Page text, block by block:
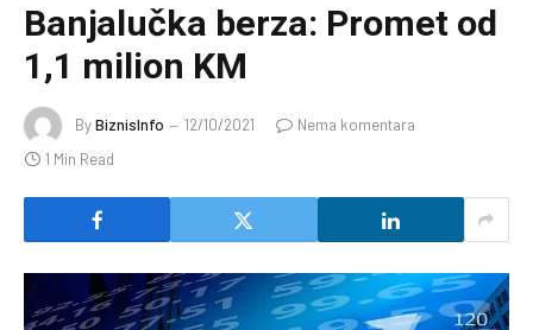
Banjalučka berza: Promet od
1,1 milion KM
ByBiznisInfo 12/10/2021
Nema komentara
1 Min Read